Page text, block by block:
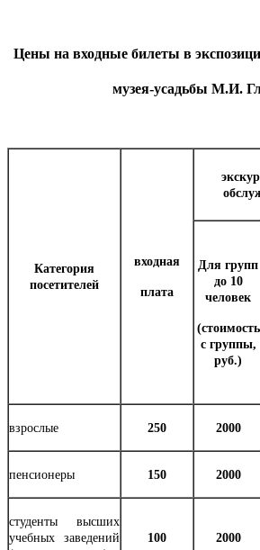
Цены на входные билеты в
музея-усадьбы М.И.
Категория
посетителей
входная
плата
Для групп
до 10
человек
(стоимость
с группы,
руб.)
взрослые 250 2000
пенсионеры 150 2000
студенты высших
учебных заведений
100 2000